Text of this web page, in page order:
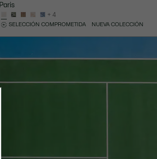
Paris
+ 4
SELECCIÓN COMPROMETIDA NUEVA COLECCIÓN